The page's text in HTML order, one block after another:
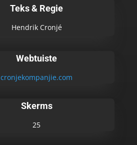
Teks & Regie
Hendrik Cronjé
Webtuiste
cronjekompanjie.com
Skerms
25